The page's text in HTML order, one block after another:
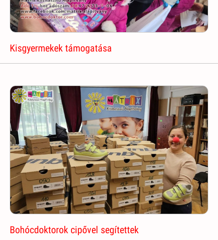
Kisgyermekek támogatása
Bohócdoktorok cipővel segítettek